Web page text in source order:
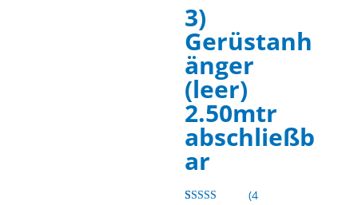
3)
Gerüstanh
änger
(leer)
2.50mtr
abschließb
ar
(4